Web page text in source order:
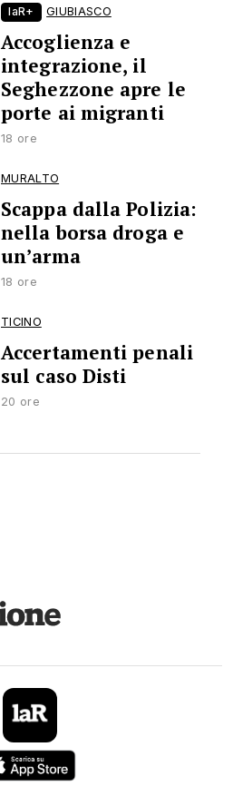
laR+ GIUBIASCO
Accoglienza e
integrazione, il
Seghezzone apre le
porte ai migranti
18 ore
MURALTO
Scappa dalla Polizia:
nella borsa droga e
un’arma
18 ore
TICINO
Accertamenti penali
sul caso Disti
20 ore